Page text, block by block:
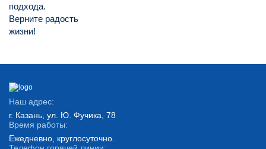
подхода.
Верните радость
жизни!
Наш адрес:
г. Казань, ул. Ю. Фучика, 78
Время работы:
Ежедневно, круглосуточно.